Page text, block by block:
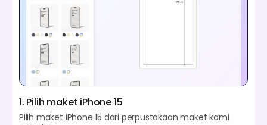
1. Pilih maket iPhone 15
Pilih maket iPhone 15 dari perpustakaan maket kami